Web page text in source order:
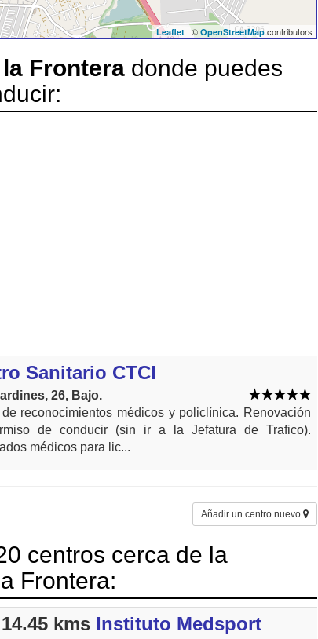
Leaflet | © OpenStreetMap contributors
Frontera donde puedes
Sanitario CTCI
26, Bajo.
reconocimientos médicos y policlínica. Renovación
de conducir (sin ir a la Jefatura de Trafico).
médicos para lic...
Añadir un centro nuevo
centros cerca de la
Frontera:
kms Instituto Medsport